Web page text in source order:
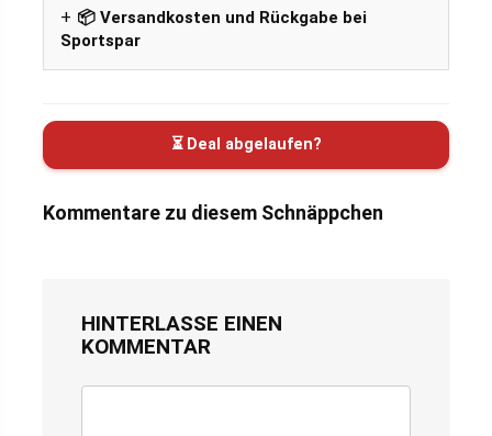
📦 Versandkosten und Rückgabe bei
Sportspar
⏳ Deal abgelaufen?
Kommentare zu diesem Schnäppchen
HINTERLASSE EINEN
KOMMENTAR